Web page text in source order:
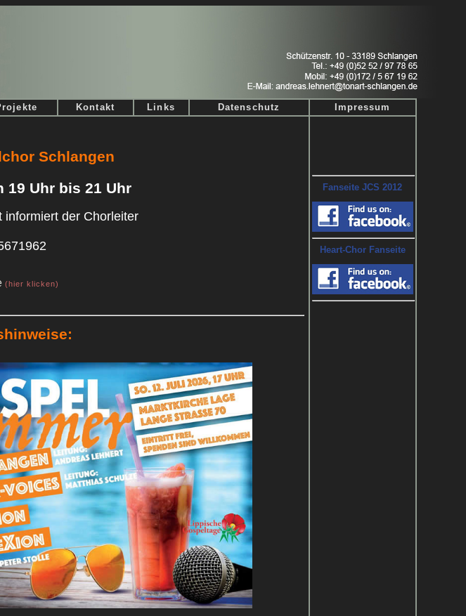
Kontakt Links Datenschutz Impressum
Schlangen
19 Uhr bis 21 Uhr
informiert der Chorleiter
(hier klicken)
Fanseite JCS 2012
Heart-Chor Fanseite